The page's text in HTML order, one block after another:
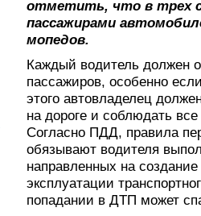
отметить, что в трех
пассажирами
мопедов.
Каждый водитель должен
пассажиров, особенно
этого автовладелец
на дороге и соблюдать
Согласно ПДД, правила
обязывают водителя
направленных на
эксплуатации
попадании в ДТП может